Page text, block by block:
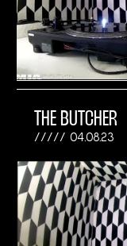
THE BUTCHER
04.08.23